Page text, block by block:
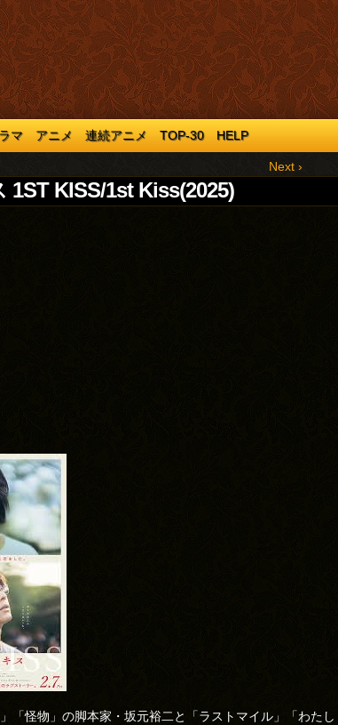
マ アニメ 連続アニメ TOP-30 HELP
Next ›
1ST KISS/1st Kiss(2025)
「怪物」の脚本家・坂元裕二と「ラストマイル」「わたし